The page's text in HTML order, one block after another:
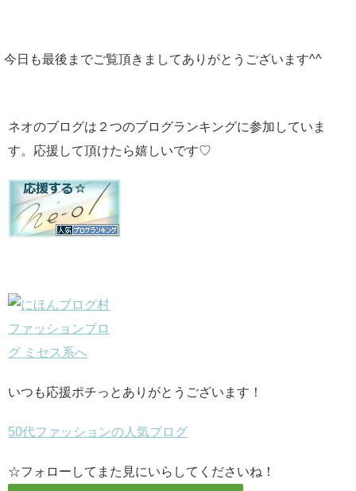
今日も最後までご覧頂きましてありがとうございます^^
ネオのブログは２つのブログランキングに参加していま
す。応援して頂けたら嬉しいです♡
いつも応援ポチっとありがとうございます！
50代ファッションの人気ブログ
☆フォローしてまた見にいらしてくださいね！